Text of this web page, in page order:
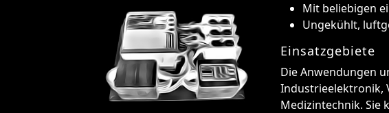
Mit beliebigen
Ungekühlt,
Einsatzgebiete
Die Anwendungen
Industrieelektronik,
Medizintechnik. Sie